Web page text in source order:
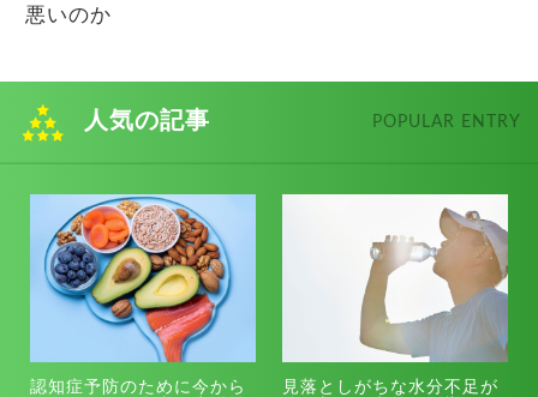
悪いのか
人気の記事 POPULAR ENTRY
認知症予防のために今から
見落としがちな水分不足が